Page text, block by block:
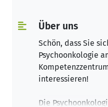
Über uns
Schön, dass Sie
Psychoonkologie
interessieren!
Die